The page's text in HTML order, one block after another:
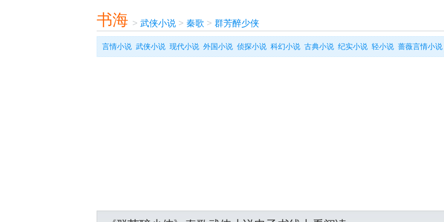
书海 > 武侠小说> 秦歌 > 群芳醉少侠
言情小说 武侠小说 现代小说 外国小说 侦探小说 科幻小说 古典小说 纪实小说 轻小说 蔷薇言情小说